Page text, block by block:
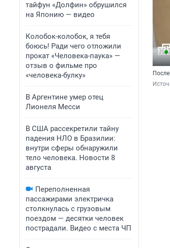
тайфун «Долфин» обрушился
на Японию — видео
Колобок-колобок, я тебя
боюсь! Ради чего отложили
прокат «Человека-паука» —
отзыв о фильме про
«человека-булку»
В Аргентине умер отец
Лионеля Месси
В США рассекретили тайну
падения НЛО в Бразилии:
внутри сферы обнаружили
тело человека. Новости 8
августа
Переполненная
пассажирами электричка
столкнулась с грузовым
поездом — десятки человек
пострадали. Видео с места ЧП